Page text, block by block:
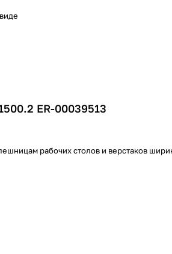
ER-00039513
рабочих столов и верстаков